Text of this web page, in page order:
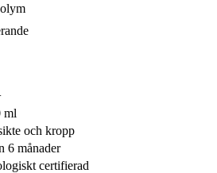
ml
och kropp
6 månader
certifierad